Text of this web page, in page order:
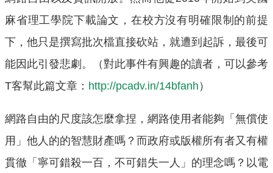
麻省理工學院下載論文，在校方沒有明確限制的前提
下，他只是撰寫批次檔直接砍站，就遭到起訴，最後可
能因此引發悲劇。（對此事件有興趣的讀者，可以參考
T客幫此篇文章： http://pcadv.in/14bfanh ）
網路自由的尺度該怎麼拿捏，網路使用者能夠「無償使
用」他人的的智慧財產嗎？而政府或版權所有者又有權
貫徹「寧可錯殺一百，不可錯失一人」的理念嗎？以電